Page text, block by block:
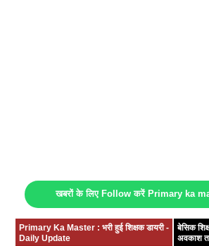
खबरों के लिए Follow करें Primary ka
Primary Ka Master : भरी हुई शिक्षक डायरी -
Daily Update
बेसिक
अवकाश